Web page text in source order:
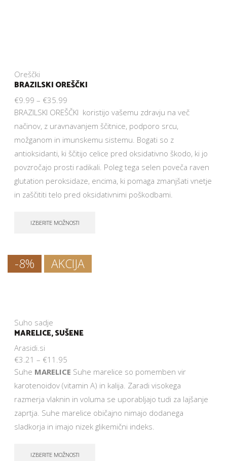
Oreščki
BRAZILSKI OREŠČKI
€9.99 – €35.99
BRAZILSKI OREŠČKI koristijo vašemu zdravju na več
načinov, z uravnavanjem ščitnice, podporo srcu,
možganom in imunskemu sistemu. Bogati so z
antioksidanti, ki ščitijo celice pred oksidativno škodo, ki jo
povzročajo prosti radikali. Poleg tega selen poveča raven
glutation peroksidaze, encima, ki pomaga zmanjšati vnetje
in zaščititi telo pred oksidativnimi poškodbami.
IZBERITE MOŽNOSTI
-8% AKCIJA
Suho sadje
MARELICE, SUŠENE
Arasidi.si
€3.21 – €11.95
Suhe MARELICE Suhe marelice so pomemben vir
karotenoidov (vitamin A) in kalija. Zaradi visokega
razmerja vlaknin in voluma se uporabljajo tudi za lajšanje
zaprtja. Suhe marelice običajno nimajo dodanega
sladkorja in imajo nizek glikemični indeks.
IZBERITE MOŽNOSTI